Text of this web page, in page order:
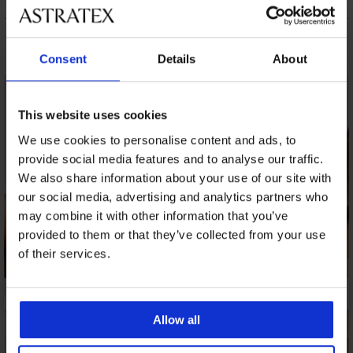
Consent Details About
This website uses cookies
We use cookies to personalise content and ads, to
provide social media features and to analyse our traffic.
We also share information about your use of our site with
our social media, advertising and analytics partners who
may combine it with other information that you’ve
provided to them or that they’ve collected from your use
of their services.
Allow all
VZDRŽEVANJE IN PRANJE
Morda vam bo všeč